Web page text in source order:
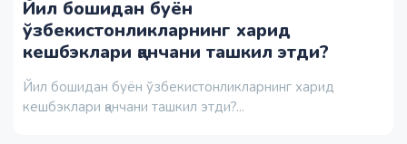
Йил бошидан буён
ўзбекистонликларнинг харид
кешбэклари қанчани ташкил этди?
Йил бошидан буён ўзбекистонликларнинг харид
кешбэклари қанчани ташкил этди?...